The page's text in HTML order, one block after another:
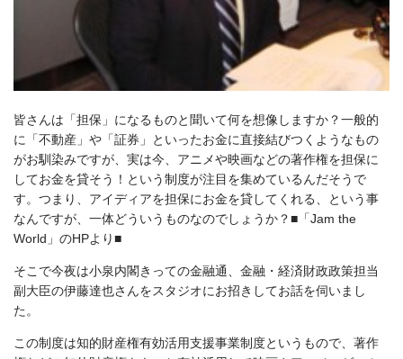
皆さんは「担保」になるものと聞いて何を想像しますか？一般的
に「不動産」や「証券」といったお金に直接結びつくようなもの
がお馴染みですが、実は今、アニメや映画などの著作権を担保に
してお金を貸そう！という制度が注目を集めているんだそうで
す。つまり、アイディアを担保にお金を貸してくれる、という事
なんですが、一体どういうものなのでしょうか？■「Jam the
World」のHPより■
そこで今夜は小泉内閣きっての金融通、金融・経済財政政策担当
副大臣の伊藤達也さんをスタジオにお招きしてお話を伺いまし
た。
この制度は知的財産権有効活用支援事業制度というもので、著作